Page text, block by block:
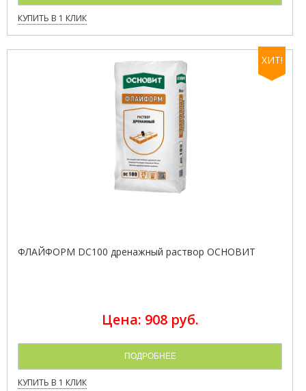
КУПИТЬ В 1 КЛИК
ХИТ!
ФЛАЙФОРМ DC100 дренажный раствор ОСНОВИТ
Цена: 908 руб.
ПОДРОБНЕЕ
КУПИТЬ В 1 КЛИК